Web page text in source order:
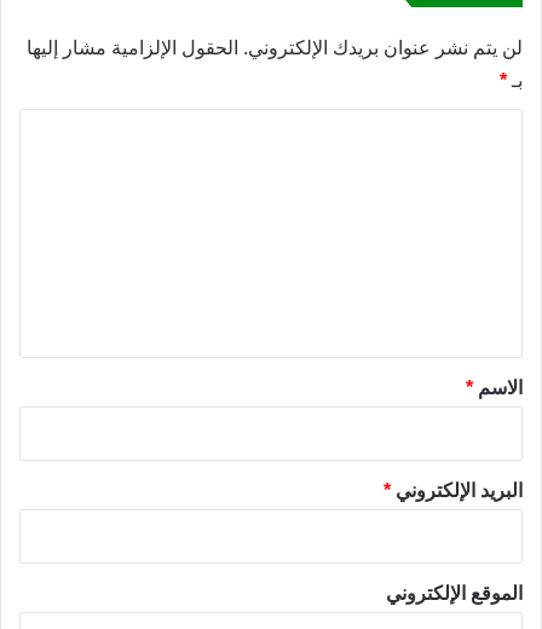
لن يتم نشر عنوان بريدك الإلكتروني. الحقول الإلزامية مشار إليها
بـ *
*الاسم *
البريد الإلكتروني *
الموقع الإلكتروني